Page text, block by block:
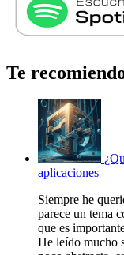
Te
aplicaciones
Siempre he
parece un tema
que es
He leído mucho